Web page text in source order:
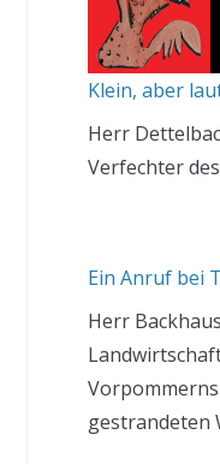
Klein, aber
Herr
Verfechter
Ein Anruf bei
Herr
gestrandeten